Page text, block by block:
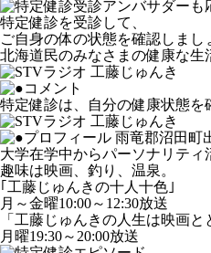
特定健診を受診して、
ご自身の体の状態を確認しまし
北海道民のみなさまの健康な生
特定健診は、自分の健康状態を
雨竜郡沼田町
大学在学中からパーソナリティ
趣味は映画、釣り、温泉。
｢工藤じゅんきの十人十色｣
月～金曜10:00～12:30放送
「工藤じゅんきの人生は映画と
月曜19:30～20:00放送